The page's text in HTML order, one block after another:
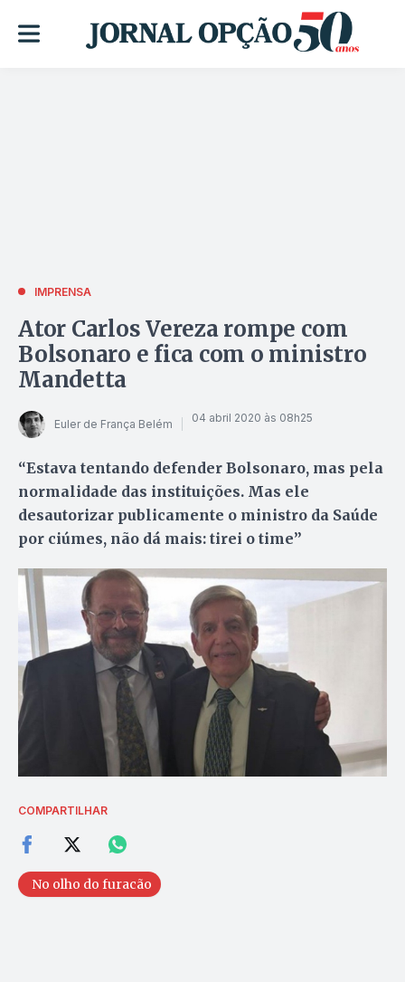
IMPRENSA
Ator Carlos Vereza rompe com
Bolsonaro e fica com o ministro
Mandetta
Euler de França Belém 04 abril 2020 às 08h25
“Estava tentando defender Bolsonaro, mas pela
normalidade das instituições. Mas ele
desautorizar publicamente o ministro da Saúde
por ciúmes, não dá mais: tirei o time”
COMPARTILHAR
No olho do furacão